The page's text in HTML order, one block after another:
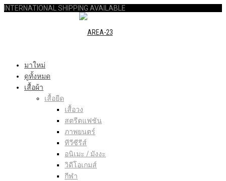
INTERNATIONAL SHIPPING AVAILABLE
มาใหม่
ดูทั้งหมด
เสื้อผ้า
เสื้อยืด
เสื้อวง
สตรีตแฟชัน
ภาพยนตร์
ทีวีซีรีส์
อนิเมะ / มังงะ
วิดีโอเกมส์
กีฬา